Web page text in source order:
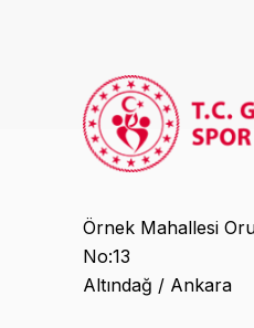
Örnek Mahallesi
No:13
Altındağ / Ankara